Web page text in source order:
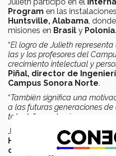
Program en las
Huntsville, Alabama,
misiones en Brasil y Polonia.
“El logro de Julieth
las y los profesores del
crecimiento intelectual y
Piñal, director de
Campus Sonora Norte.
“También significa una
a las futuras generaciones
talento ”, concluyó.
Julieth afirmó que su mayor
Hernández
, unastronauta
campesinos migrantes.